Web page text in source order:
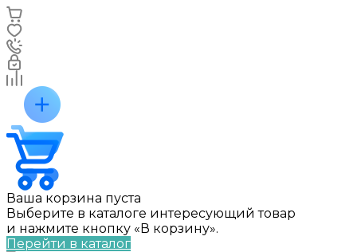
Ваша корзина пуста
Выберите в каталоге интересующий товар
и нажмите кнопку «В корзину».
Перейти в каталог